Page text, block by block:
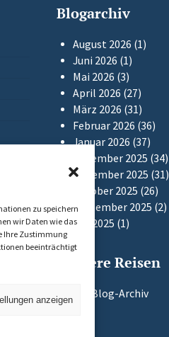
zu speichern
wir Daten wie das
Ihre Zustimmung
beeinträchtigt
anzeigen
Blogarchiv
August 2026 (1)
Juni 2026 (1)
Mai 2026 (3)
April 2026 (27)
März 2026 (31)
Februar 2026 (36)
Januar 2026 (37)
Dezember 2025 (34)
November 2025 (31)
Oktober 2025 (26)
September 2025 (2)
Mai 2025 (1)
Frühere Reisen
Zum Blog-Archiv